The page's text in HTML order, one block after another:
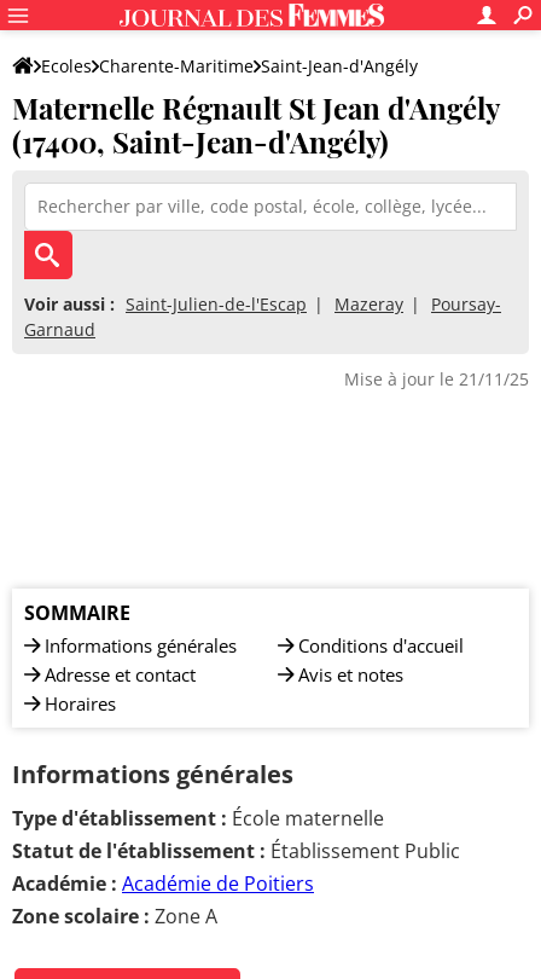
Ecoles Charente-Maritime Saint-Jean-d'Angély
Maternelle Régnault St Jean d'Angély
Maternelle Régnault St Jean d'Angély
(17400, Saint-Jean-d'Angély)
Voir aussi : Saint-Julien-de-l'Escap Mazeray
Poursay-
Garnaud
Mise à jour le 21/11/25
SOMMAIRE
Informations générales
Adresse et contact
Horaires
Conditions d'accueil
Avis et notes
Informations générales
Type d'établissement : École maternelle
Statut de l'établissement : Établissement Public
Académie : Académie de Poitiers
Zone scolaire : Zone A